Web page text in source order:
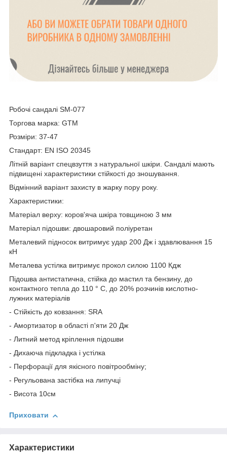
Робочі сандалі SM-077
Торгова марка: GTM
Розміри: 37-47
Стандарт: EN ISO 20345
Літній варіант спецвзуття з натуральної шкіри. Сандалі мають
підвищені характеристики стійкості до зношування.
Відмінний варіант захисту в жарку пору року.
Характеристики:
Матеріал верху: коров'яча шкіра товщиною 3 мм
Матеріал підошви: двошаровий поліуретан
Металевий підносок витримує удар 200 Дж і здавлювання 15
кН
Металева устілка витримує прокол силою 1100 Кдж
Підошва антистатична, стійка до мастил та бензину, до
контактного тепла до 110 ° С, до 20% розчинів кислотно-
лужних матеріалів
- Стійкість до ковзання: SRА
- Амортизатор в області п'яти 20 Дж
- Литний метод кріплення підошви
- Дихаюча підкладка і устілка
- Перфорації для якісного повітрообміну;
- Регульована застібка на липучці
- Висота 10см
Приховати
Характеристики